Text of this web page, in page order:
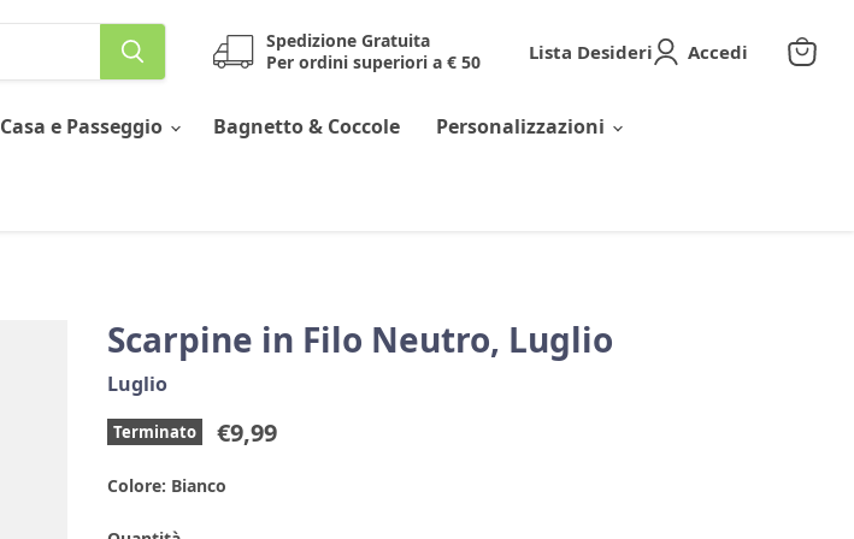
Spedizione Gratuita
Per ordini superiori a € 50
Lista Desideri Accedi
Casa e Passeggio Bagnetto & Coccole Personalizzazioni
Scarpine in Filo Neutro, Luglio
Luglio
Terminato Prezzo corrente
€9,99
Colore: Bianco